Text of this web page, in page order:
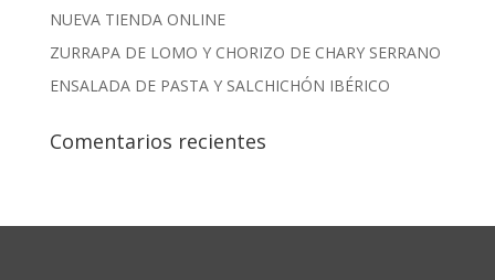
NUEVA TIENDA ONLINE
ZURRAPA DE LOMO Y CHORIZO DE CHARY SERRANO
ENSALADA DE PASTA Y SALCHICHÓN IBÉRICO
Comentarios recientes